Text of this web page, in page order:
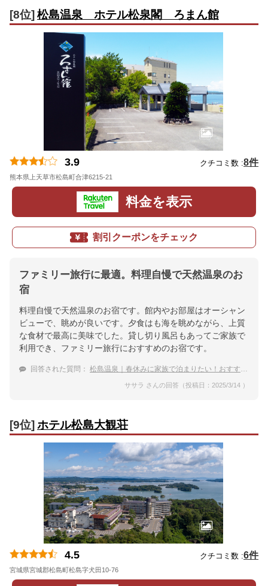
[8位] 松島温泉 ホテル松泉閣 ろまん館
3.9 クチコミ数 :8件
熊本県上天草市松島町合津6215-21
料金を表示
割引クーポンをチェック
ファミリー旅行に最適。料理自慢で天然温泉のお
宿
料理自慢で天然温泉のお宿です。館内やお部屋はオーシャン
ビューで、眺めが良いです。夕食はも海を眺めながら、上質
な食材で最高に美味でした。貸し切り風呂もあってご家族で
利用でき、ファミリー旅行におすすめのお宿です。
回答された質問： 松島温泉｜春休みに家族で泊まりたい！おすすめの宿は？
ササラ さんの回答（投稿日：2025/3/14 ）
[9位]ホテル松島大観荘
4.5 クチコミ数 :6件
宮城県宮城郡松島町松島字犬田10-76